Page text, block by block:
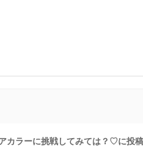
カラーに挑戦してみては？♡に投